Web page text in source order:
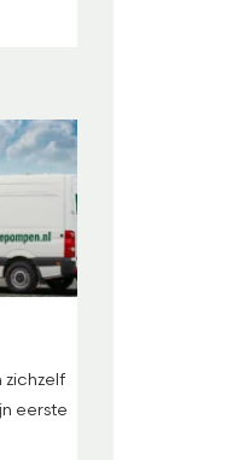
zichzelf
eerste